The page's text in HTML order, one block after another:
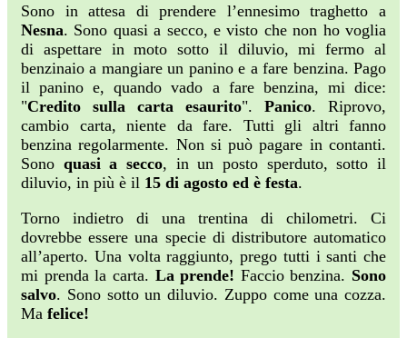
Sono in attesa di prendere l’ennesimo traghetto a
Nesna. Sono quasi a secco, e visto che non ho voglia
di aspettare in moto sotto il diluvio, mi fermo al
benzinaio a mangiare un panino e a fare benzina. Pago
il panino e, quando vado a fare benzina, mi dice:
"Credito sulla carta esaurito". Panico. Riprovo,
cambio carta, niente da fare. Tutti gli altri fanno
benzina regolarmente. Non si può pagare in contanti.
Sono quasi a secco, in un posto sperduto, sotto il
diluvio, in più è il 15 di agosto ed è festa.
Torno indietro di una trentina di chilometri. Ci
dovrebbe essere una specie di distributore automatico
all’aperto. Una volta raggiunto, prego tutti i santi che
mi prenda la carta. La prende! Faccio benzina. Sono
salvo. Sono sotto un diluvio. Zuppo come una cozza.
Ma felice!